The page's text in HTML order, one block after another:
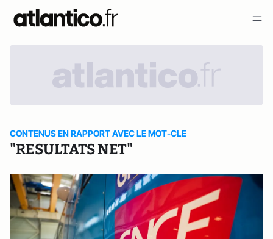
CONTENUS EN RAPPORT AVEC LE MOT-CLE
"RESULTATS NET"